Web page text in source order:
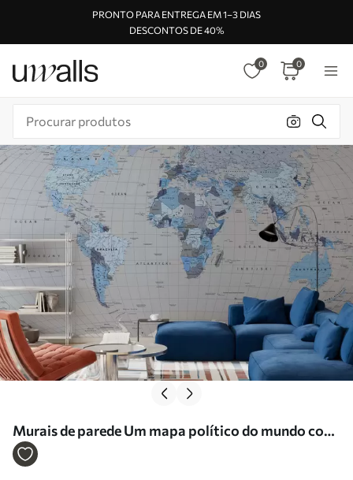
PRONTO PARA ENTREGA EM 1–3 DIAS
DESCONTOS DE 40%
0 0
Murais de parede Um mapa político do mundo com
bandeiras em tons de azul. Em polaco Nr.